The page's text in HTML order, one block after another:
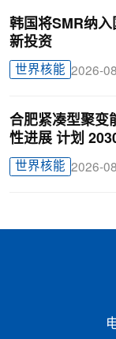
韩国将SMR纳
新投资
世界核能 2026-
合肥紧凑型聚变
性进展 计划
世界核能 2026-